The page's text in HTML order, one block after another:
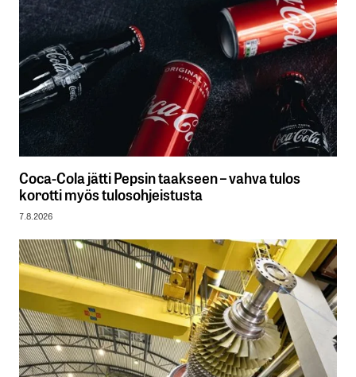
Coca-Cola jätti Pepsin taakseen – vahva tulos
korotti myös tulosohjeistusta
7.8.2026